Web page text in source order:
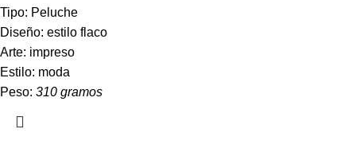
Tipo: Peluche
Diseño: estilo flaco
Arte: impreso
Estilo: moda
Peso: 310 gramos